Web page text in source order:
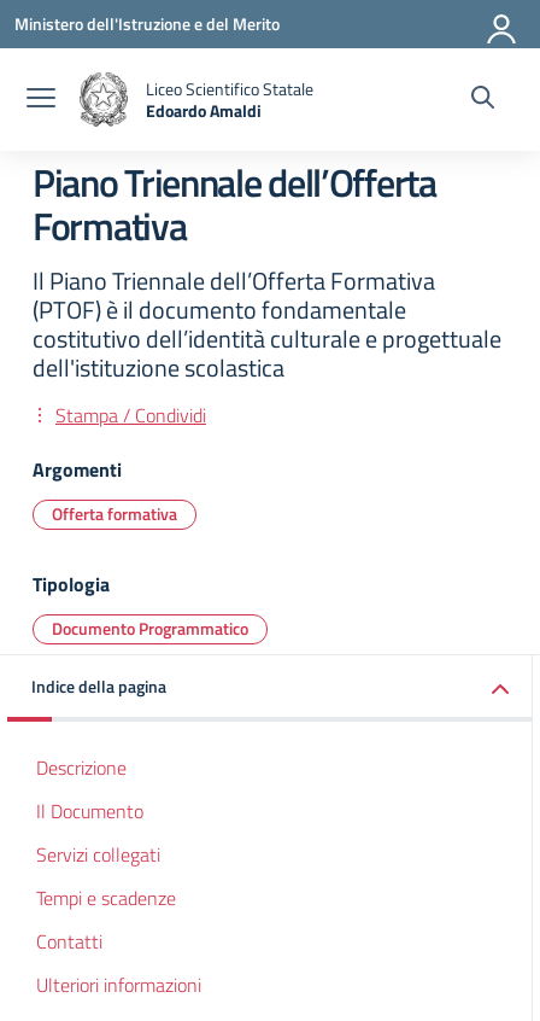
Vai ai contenuti
Vai al menu di navigazione
Vai al footer
Ministero dell'Istruzione e del Merito
Liceo Scientifico Statale
Edoardo Amaldi
Piano Triennale dell’Offerta
Formativa
Il Piano Triennale dell’Offerta Formativa
(PTOF) è il documento fondamentale
costitutivo dell’identità culturale e progettuale
dell'istituzione scolastica
Stampa / Condividi
Argomenti
Offerta formativa
Tipologia
Documento Programmatico
Indice della pagina
Descrizione
Il Documento
Servizi collegati
Tempi e scadenze
Contatti
Ulteriori informazioni